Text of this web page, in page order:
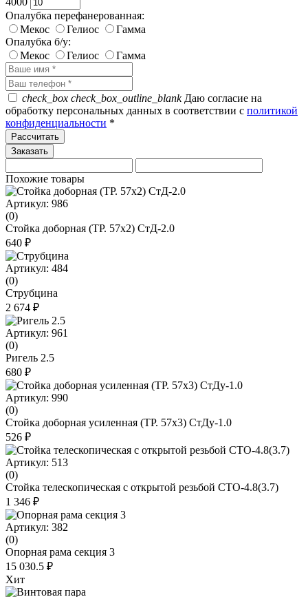
Опалубка перефанерованная:
Мекос
Гелиос
Гамма
Опалубка б/у:
Мекос
Гелиос Гамма
check_box check_box_outline_blankДаю согласие на
обработку персональных данных в соответствии с политикой
конфиденциальности *
Рассчитать
Похожие товары
Артикул: 986
(0)
Стойка доборная (ТР. 57х2) СтД-2.0
640 ₽
Артикул: 484
(0)
Струбцина
2 674 ₽
Артикул: 961
(0)
Ригель 2.5
680 ₽
Артикул: 990
(0)
Стойка доборная усиленная (ТР. 57х3) СтДу-1.0
526 ₽
Артикул: 513
(0)
Стойка телескопическая с открытой резьбой СТО-4.8(3.7)
1 346 ₽
Артикул: 382
(0)
Опорная рама секция 3
15 030.5 ₽
Хит